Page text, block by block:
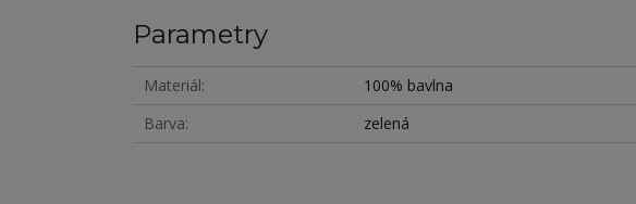
Parametry
Materiál
100% bavlna
Barva
zelená